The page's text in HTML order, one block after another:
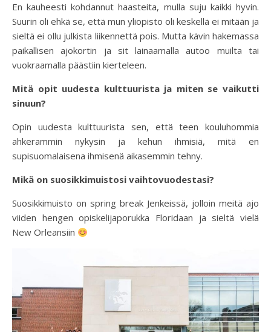
En kauheesti kohdannut haasteita, mulla suju kaikki hyvin.
Suurin oli ehkä se, että mun yliopisto oli keskellä ei mitään ja
sieltä ei ollu julkista liikennettä pois. Mutta kävin hakemassa
paikallisen ajokortin ja sit lainaamalla autoo muilta tai
vuokraamalla päästiin kierteleen.
Mitä opit uudesta kulttuurista ja miten se vaikutti
sinuun?
Opin uudesta kulttuurista sen, että teen kouluhommia
ahkerammin nykysin ja kehun ihmisiä, mitä en
supisuomalaisena ihmisenä aikasemmin tehny.
Mikä on suosikkimuistosi vaihtovuodestasi?
Suosikkimuisto on spring break Jenkeissä, jolloin meitä ajo
viiden hengen opiskelijaporukka Floridaan ja sieltä vielä
New Orleansiin